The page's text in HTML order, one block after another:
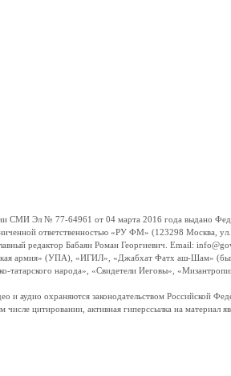
Эл № 77-64961 от 04 марта 2016 года выдано
ответственностью «РУ ФМ» (123298 Москва,
редактор Бабаян Роман Георгиевич. Email:
армия» (УПА), «ИГИЛ», «Джабхат Фатх аш-Шам»
народа», «Свидетели Иеговы»,
аудио охраняются законодательством Российской
цитировании, активная гиперссылка на материал